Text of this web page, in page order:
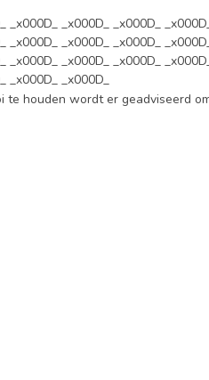
_x000D_ _x000D_
_x000D_ _x000D_
_x000D_ _x000D_
_x000D_ _x000D_
te houden wordt er geadviseerd